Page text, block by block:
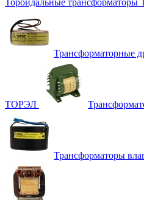
Трансформаторные
ТОРЭЛ
Трансформаторы